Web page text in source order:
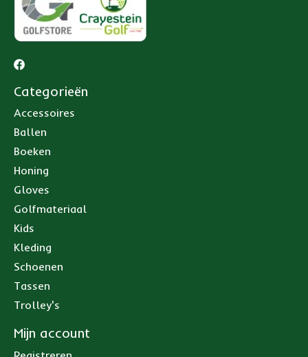
Categorieën
Accessoires
Ballen
Boeken
Honing
Gloves
Golfmateriaal
Kids
Kleding
Schoenen
Tassen
Trolley's
Mijn account